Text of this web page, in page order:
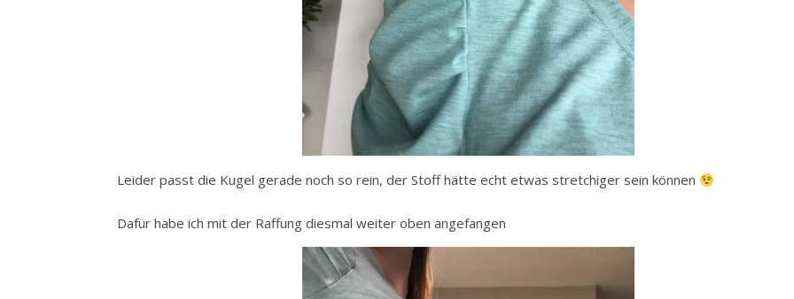
Leider passt die Kugel gerade noch so rein, der Stoff hätte echt etwas stretchiger sein können
Dafür habe ich mit der Raffung diesmal weiter oben angefangen